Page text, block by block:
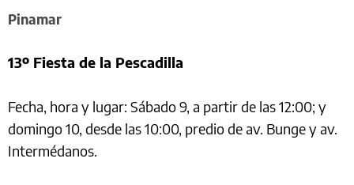
Pinamar
13º Fiesta de la Pescadilla
Fecha, hora y lugar: Sábado 9, a partir de las 12:00; y
domingo 10, desde las 10:00, predio de av. Bunge y av.
Intermédanos.